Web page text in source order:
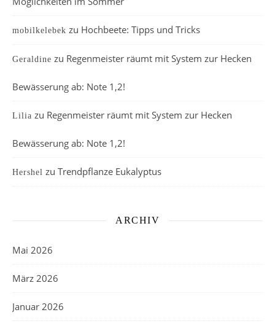
mobilkelebek zu Hochbeete: Tipps und Tricks
Geraldine zu Regenmeister räumt mit System zur Hecken
Bewässerung ab: Note 1,2!
Lilia zu Regenmeister räumt mit System zur Hecken
Bewässerung ab: Note 1,2!
Hershel zu Trendpflanze Eukalyptus
ARCHIV
Mai 2026
März 2026
Januar 2026